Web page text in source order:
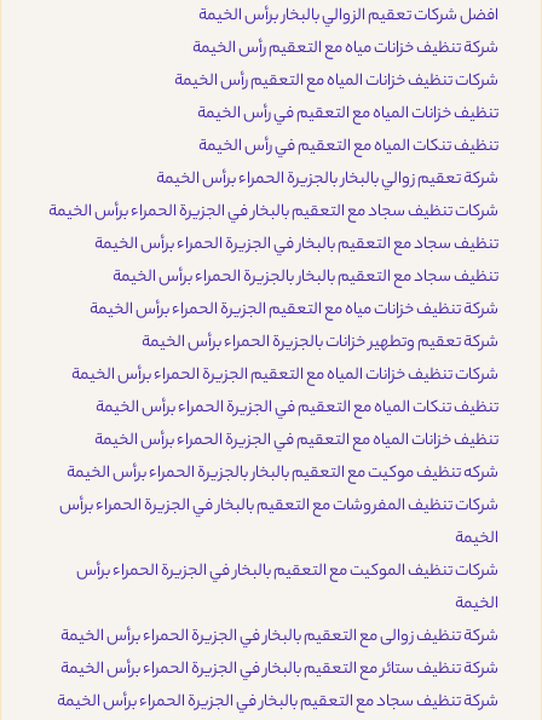
افضل شركات تعقيم الزوالي بالبخار برأس الخيمة
شركة تنظيف خزانات مياه مع التعقيم رأس الخيمة
شركات تنظيف خزانات المياه مع التعقيم رأس الخيمة
تنظيف خزانات المياه مع التعقيم في رأس الخيمة
تنظيف تنكات المياه مع التعقيم في رأس الخيمة
شركة تعقيم زوالي بالبخار بالجزيرة الحمراء برأس الخيمة
شركات تنظيف سجاد مع التعقيم بالبخار في الجزيرة الحمراء برأس الخيمة
تنظيف سجاد مع التعقيم بالبخار في الجزيرة الحمراء برأس الخيمة
تنظيف سجاد مع التعقيم بالبخار بالجزيرة الحمراء برأس الخيمة
شركة تنظيف خزانات مياه مع التعقيم الجزيرة الحمراء برأس الخيمة
شركة تعقيم وتطهير خزانات بالجزيرة الحمراء برأس الخيمة
شركات تنظيف خزانات المياه مع التعقيم الجزيرة الحمراء برأس الخيمة
تنظيف تنكات المياه مع التعقيم في الجزيرة الحمراء برأس الخيمة
تنظيف خزانات المياه مع التعقيم في الجزيرة الحمراء برأس الخيمة
شركه تنظيف موكيت مع التعقيم بالبخار بالجزيرة الحمراء برأس الخيمة
شركات تنظيف المفروشات مع التعقيم بالبخار في الجزيرة الحمراء برأس
الخيمة
شركات تنظيف الموكيت مع التعقيم بالبخار في الجزيرة الحمراء برأس
الخيمة
شركة تنظيف زوالى مع التعقيم بالبخار في الجزيرة الحمراء برأس الخيمة
شركة تنظيف ستائر مع التعقيم بالبخار في الجزيرة الحمراء برأس الخيمة
شركة تنظيف سجاد مع التعقيم بالبخار في الجزيرة الحمراء برأس الخيمة